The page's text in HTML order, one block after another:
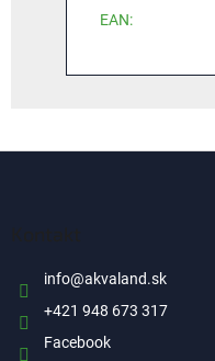
EAN:
info@akvaland.sk
+421 948 673 317
Facebook